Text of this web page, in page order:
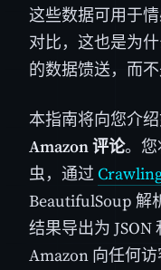
这些数据可用于
对比，这也是为
的数据馈送，而
本指南将向您介
Amazon 评论。
虫，通过
BeautifulSoup 解
结果导出为 JSON
Amazon 向任何